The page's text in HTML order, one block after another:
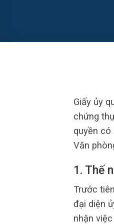
Giấy ủy
chứng
quyền
Văn
1. Thế
Trước
đại diện
nhận